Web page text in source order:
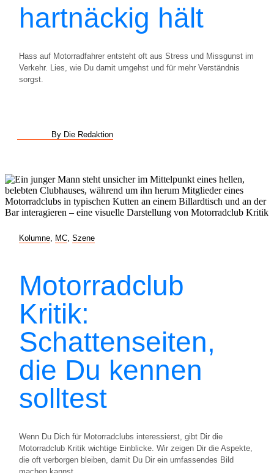
hartnäckig hält
Hass auf Motorradfahrer entsteht oft aus Stress und Missgunst im
Verkehr. Lies, wie Du damit umgehst und für mehr Verständnis
sorgst.
By Die Redaktion
Kolumne MC Szene
Motorradclub
Kritik:
Schattenseiten,
die Du kennen
solltest
Wenn Du Dich für Motorradclubs interessierst, gibt Dir die
Motorradclub Kritik wichtige Einblicke. Wir zeigen Dir die Aspekte,
die oft verborgen bleiben, damit Du Dir ein umfassendes Bild